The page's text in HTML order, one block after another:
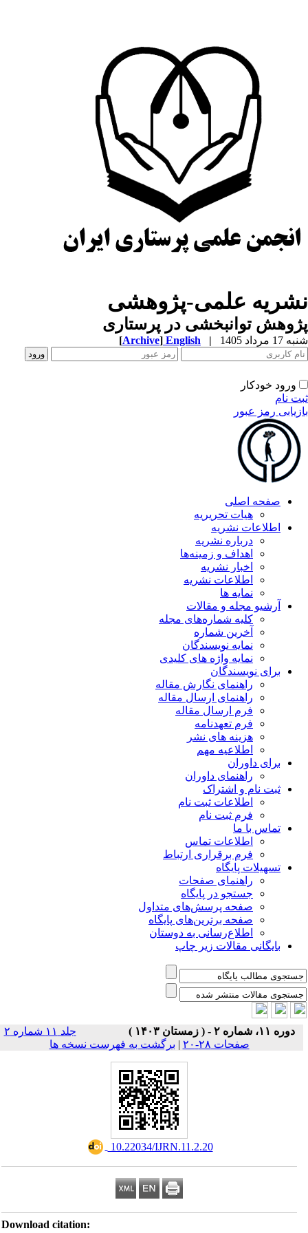
علمی-پژوهشی
توانبخشی در پرستاری
مرداد 1405 |
English
[Archive]
ورود خودکار
نام
رمز عبور
صفحه اصلی
هیات تحریریه
اطلاعات نشریه
درباره نشریه
اهداف و زمینه‌ها
اخبار نشریه
اطلاعات نشریه
نمایه ها
آرشیو مجله و مقالات
کلیه شماره‌های مجله
آخرین شماره
نمایه نویسندگان
نمایه واژه های کلیدی
برای نویسندگان
راهنمای نگارش مقاله
راهنمای ارسال مقاله
فرم ارسال مقاله
فرم تعهدنامه
هزینه های نشر
اطلاعیه مهم
برای داوران
راهنمای داوران
ثبت نام و اشتراک
اطلاعات ثبت نام
فرم ثبت نام
تماس با ما
اطلاعات تماس
فرم برقراری ارتباط
تسهیلات پایگاه
راهنمای صفحات
جستجو در پایگاه
صفحه پرسش‌های متداول
صفحه برترین‌های پایگاه
اطلاع‌رسانی به دوستان
بایگانی مقالات زیر چاپ
دوره ۱۱، شماره ۲ - ( زمستان ۱۴۰۳ )
جلد ۱۱ شماره ۲
صفحات ۲۸-۲۰
|برگشت به فهرست نسخه ها
‎ 10.22034/IJRN.11.2.20
Download citation: